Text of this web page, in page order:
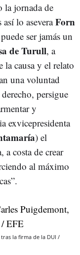
la jornada de
lo aseveraForn
ser jamás un
de Turull, a
causa y el relato
una voluntad
persigue
y
exvicepresidenta
) el
costa de crear
al máximo
la firma de la DUI /